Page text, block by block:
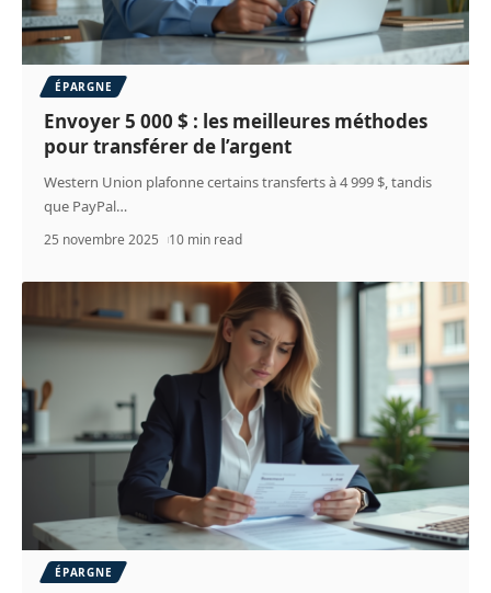
ÉPARGNE
Envoyer 5 000 $ : les meilleures méthodes
pour transférer de l’argent
Western Union plafonne certains transferts à 4 999 $, tandis
que PayPal…
25 novembre 2025 10 min read
ÉPARGNE